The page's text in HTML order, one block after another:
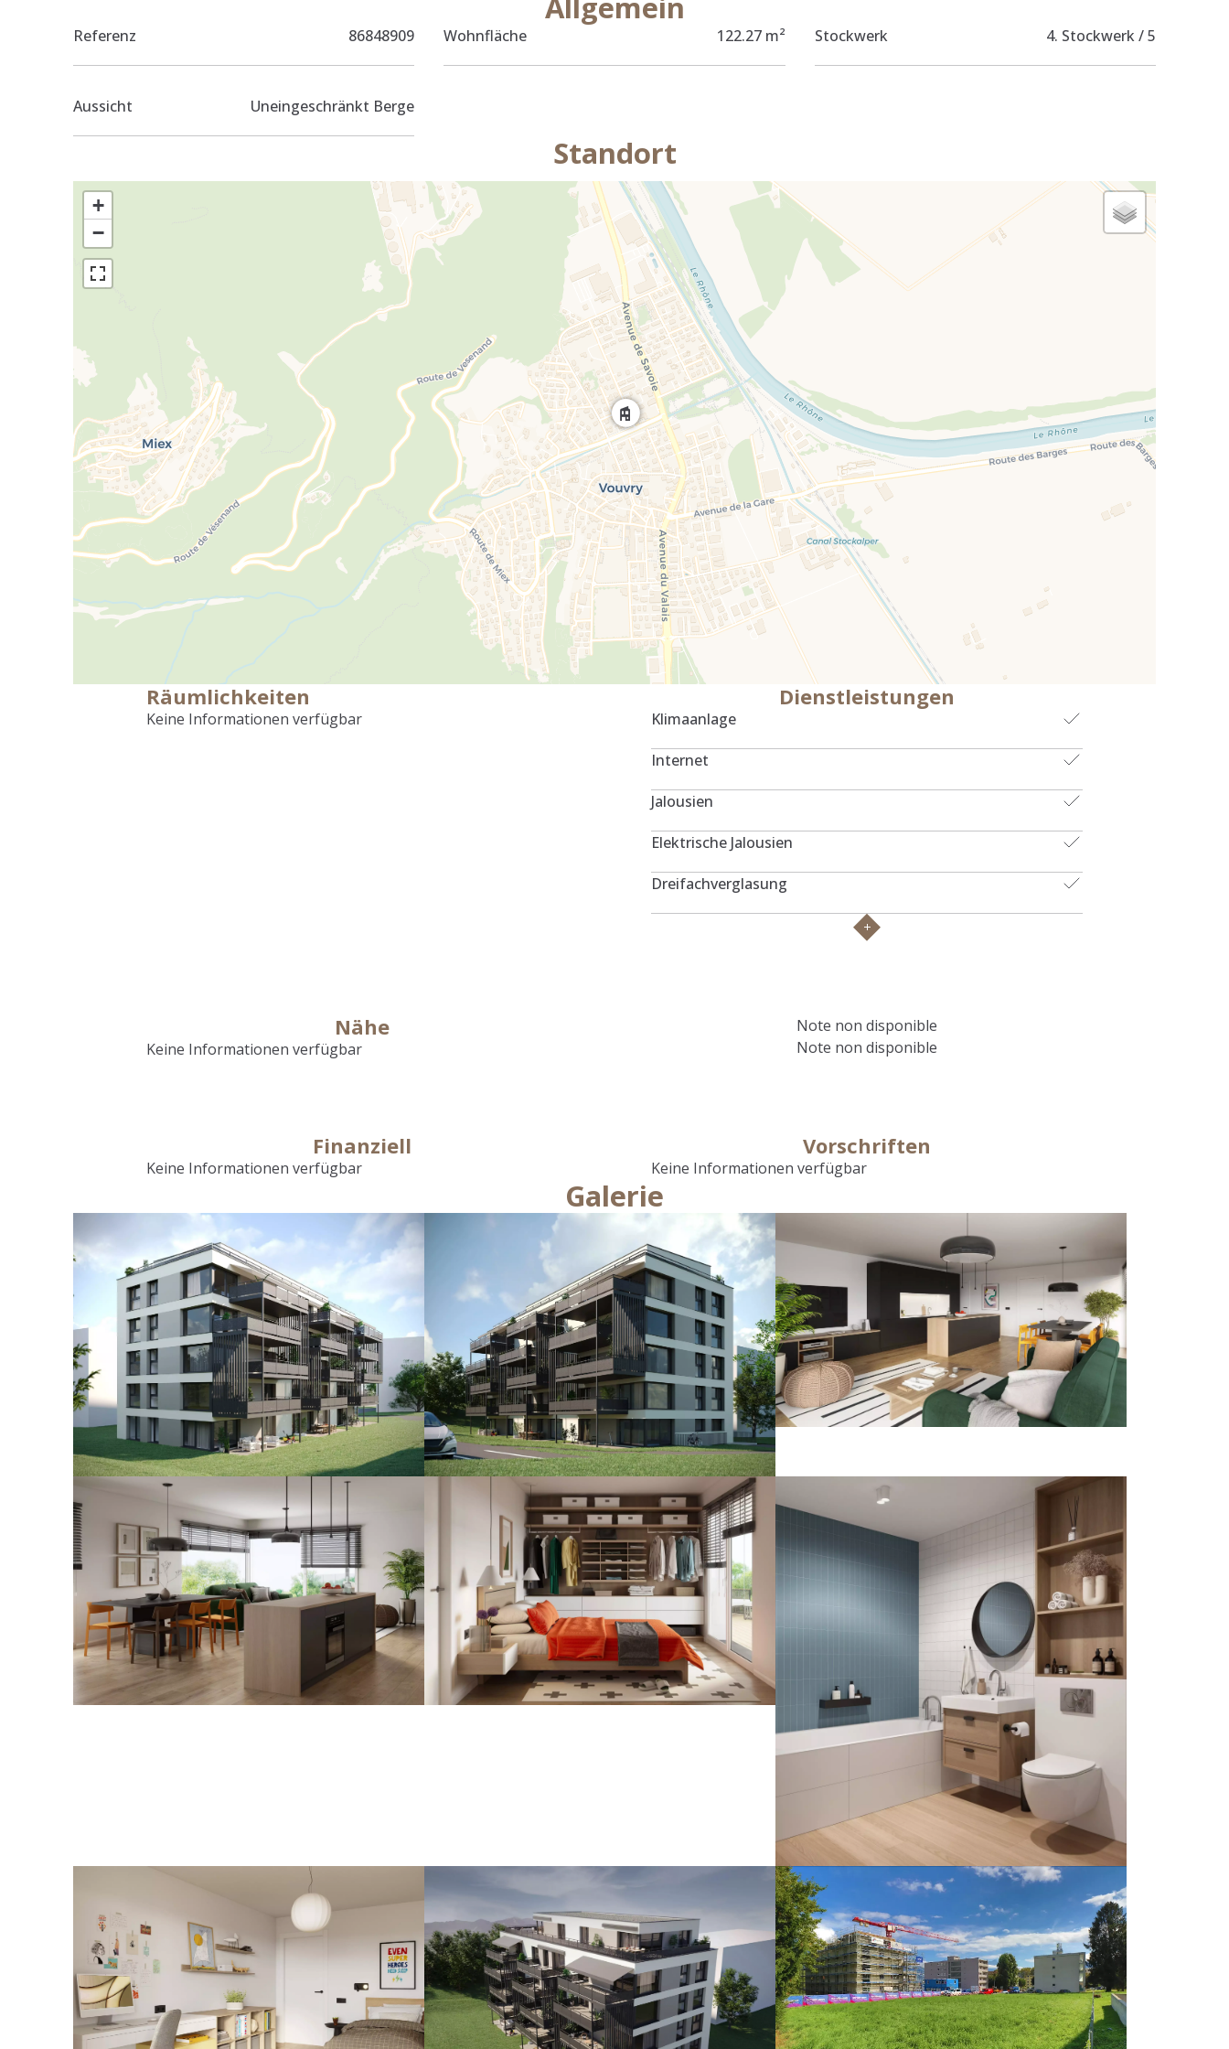
Referenz 86848909 Wohnfläche 122.27 m² Stockwerk 4. Stockwerk / 5
Aussicht Uneingeschränkt Berge
Standort
+
−
Räumlichkeiten
Keine Informationen verfügbar
Dienstleistungen
Klimaanlage
Internet
Jalousien
Elektrische Jalousien
Dreifachverglasung
Nähe
Keine Informationen verfügbar
Note non disponible
Note non disponible
Finanziell
Keine Informationen verfügbar
Vorschriften
Keine Informationen verfügbar
Galerie